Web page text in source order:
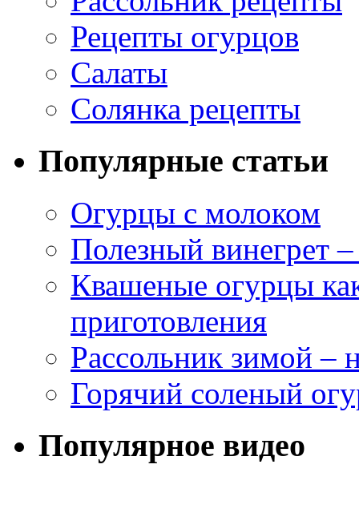
Рецепты огурцов
Салаты
Солянка рецепты
Популярные статьи
Огурцы с молоком
Полезный винегрет
Квашеные огурцы
приготовления
Рассольник зимой –
Горячий соленый
Популярное видео